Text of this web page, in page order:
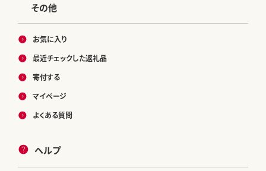
その他
お気に入り
最近チェックした返礼品
寄付する
マイページ
よくある質問
ヘルプ